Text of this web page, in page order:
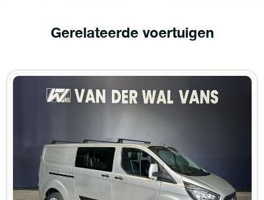
Gerelateerde voertuigen